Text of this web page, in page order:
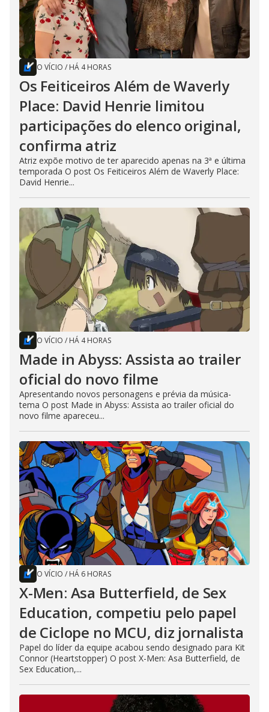
O VÍCIO / HÁ 4 HORAS
Os Feiticeiros Além de Waverly
Place: David Henrie limitou
participações do elenco original,
confirma atriz
Atriz expõe motivo de ter aparecido apenas na 3ª e última
temporada O post Os Feiticeiros Além de Waverly Place:
David Henrie...
O VÍCIO / HÁ 4 HORAS
Made in Abyss: Assista ao trailer
oficial do novo filme
Apresentando novos personagens e prévia da música-
tema O post Made in Abyss: Assista ao trailer oficial do
novo filme apareceu...
O VÍCIO / HÁ 6 HORAS
X-Men: Asa Butterfield, de Sex
Education, competiu pelo papel
de Ciclope no MCU, diz jornalista
Papel do líder da equipe acabou sendo designado para Kit
Connor (Heartstopper) O post X-Men: Asa Butterfield, de
Sex Education,...